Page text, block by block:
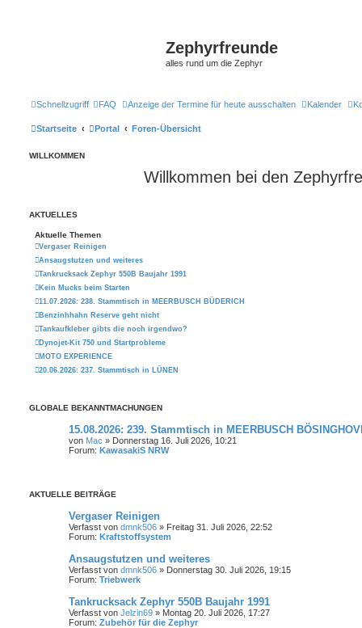
Zephyrfreunde
alles rund um die Zephyr
Schnellzugriff FAQ Anzeige der Termine für heute ausschalten Kalender
Startseite Portal Foren-Übersicht
WILLKOMMEN
Willkommen bei den
AKTUELLES
Aktuelle Themen
Vergaser Reinigen
Ansaugstutzen und weiteres
Tankrucksack Zephyr 550B Baujahr 1991
Kein Mucks beim Starten
11.07.2026: 238. Stammtisch in MEERBUSCH BÜDERICH
Benzinhhahn Reserve geht nicht
Tankaufkleber gibts die noch irgendwo?
Dynojet-Kit 750 und Startprobleme
MOTO EXPERIENCE
20.06.2026: 237. Stammtisch in LÜNEN
GLOBALE BEKANNTMACHUNGEN
15.08.2026: 239. Stammtisch in MEERBUSCH
von Mac » Donnerstag 16. Juli 2026, 10:21
Forum: KawasakiS NRW
AKTUELLE BEITRÄGE
Vergaser Reinigen
Verfasst von dmnk506 » Freitag 31. Juli 2026, 22:52
Forum: Kraftstoffsystem
Ansaugstutzen und weiteres
Verfasst von dmnk506 » Donnerstag 30. Juli 2026, 19:15
Forum: Triebwerk
Tankrucksack Zephyr 550B Baujahr 1991
Verfasst von Jelzin69 » Montag 20. Juli 2026, 17:27
Forum: Zubehör für die Zephyr